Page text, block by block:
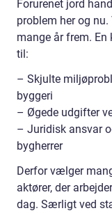
Forurenet jord
problem her og
mange år frem.
til:
– Skjulte
byggeri
– Øgede udgifter
– Juridisk ansvar
bygherrer
Derfor vælger
aktører, der
dag. Særligt ved